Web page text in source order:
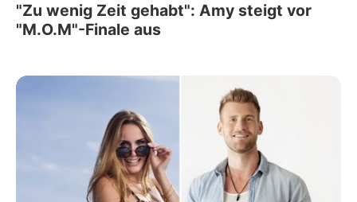
"Zu wenig Zeit gehabt": Amy steigt vor
"M.O.M"-Finale aus